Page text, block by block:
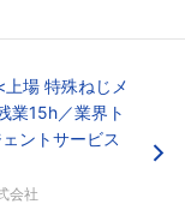
上場 特殊ねじメ
業15h／業界ト
ントサービス
会社